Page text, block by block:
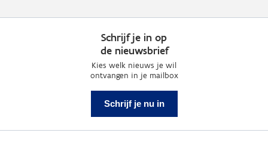
Schrijf je in op
de nieuwsbrief
Kies welk nieuws je wil
ontvangen in je mailbox
Schrijf je nu in